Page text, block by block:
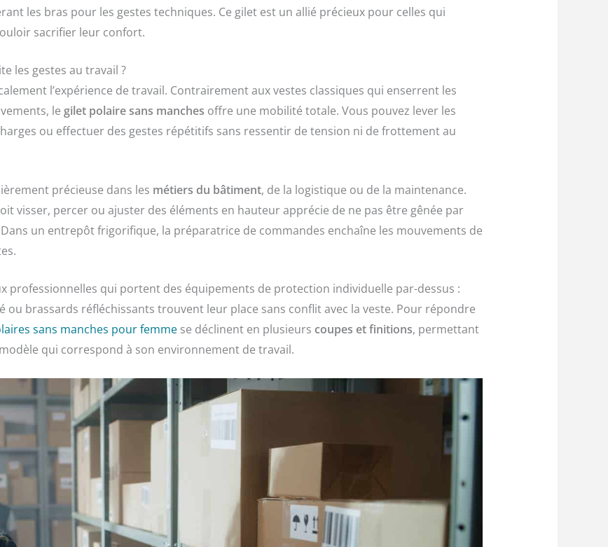
les bras pour les gestes techniques. Ce gilet est un allié précieux pour celles qui
sacrifier leur confort.
les gestes au travail ?
l’expérience de travail. Contrairement aux vestes classiques qui enserrent les
le gilet polaire sans manches offre une mobilité totale. Vous pouvez lever les
ou effectuer des gestes répétitifs sans ressentir de tension ni de frottement au
précieuse dans les métiers du bâtiment, de la logistique ou de la maintenance.
visser, percer ou ajuster des éléments en hauteur apprécie de ne pas être gênée par
un entrepôt frigorifique, la préparatrice de commandes enchaîne les mouvements de
professionnelles qui portent des équipements de protection individuelle par-dessus :
ou brassards réfléchissants trouvent leur place sans conflit avec la veste. Pour répondre
sans manches pour femmese déclinent en plusieurs coupes et finitions, permettant
qui correspond à son environnement de travail.